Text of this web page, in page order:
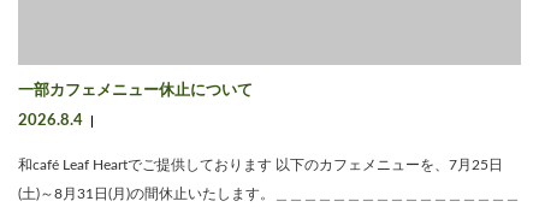
一部カフェメニュー休止について
2026.8.4
和café Leaf Heartでご提供しております 以下のカフェメニューを、7月25日
(土)～8月31日(月)の間休止いたします。＿＿＿＿＿＿＿＿＿＿＿＿＿＿＿＿＿